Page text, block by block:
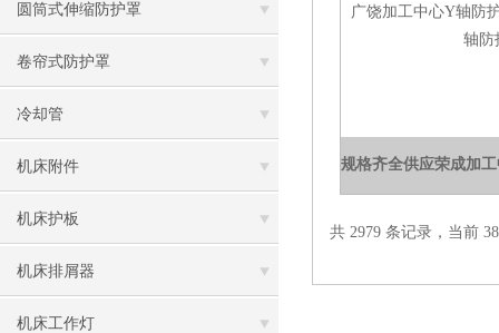
圆筒式伸缩防护罩
卷帘式防护罩
冷却管
机床附件
机床护板
机床排屑器
机床工作灯
共 2979 条记录，当前